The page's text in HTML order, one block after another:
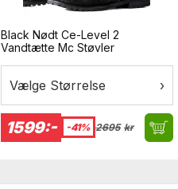
Black Nødt Ce-Level 2
Vandtætte Mc Støvler
Vælge Størrelse ›
1599:- -41% 2695 kr